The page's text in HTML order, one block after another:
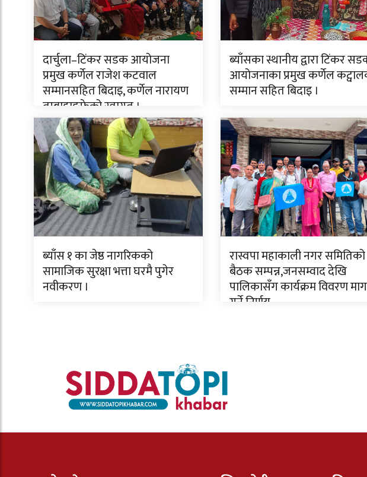
दार्चुला–टिंकर सडक आयोजना
प्रमुख कर्णेल राजेश कटवाल
सम्मानसहित बिदाइ, कर्णेल नारायण
तुम्बाहाङफेको स्वागत ।
ब्याँसका स्थानीय द्वारा टिंकर
आयोजनाका प्रमुख कर्णेल
सम्मान सहित बिदाइ ।
ब्याँस १ का जेष्ठ नागरिकको
सामाजिक सुरक्षा भत्ता घरमै पुगेर
नवीकरण ।
रास्वपा महाकाली नगर समितिको
बैठक सम्पन्न,जनसम्वाद देखि
पालिकासँग कार्यक्रम विवरण माग
गर्ने निर्णय